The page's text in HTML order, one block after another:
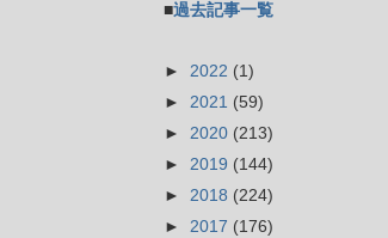
■過去記事一覧
► 2022 (1)
► 2021 (59)
► 2020 (213)
► 2019 (144)
► 2018 (224)
► 2017 (176)